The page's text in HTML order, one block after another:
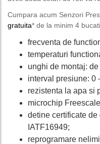
Cumpara acum Senzori
gratuita* de la minim 4
frecventa de
temperaturi
unghi de montaj: de
interval presiune: 0
rezistenta la apa si
microchip
detine certificate
IATF16949;
reprogramare